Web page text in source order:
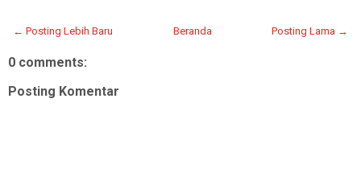
← Posting Lebih Baru Posting Lama →
Beranda
0 comments:
Posting Komentar